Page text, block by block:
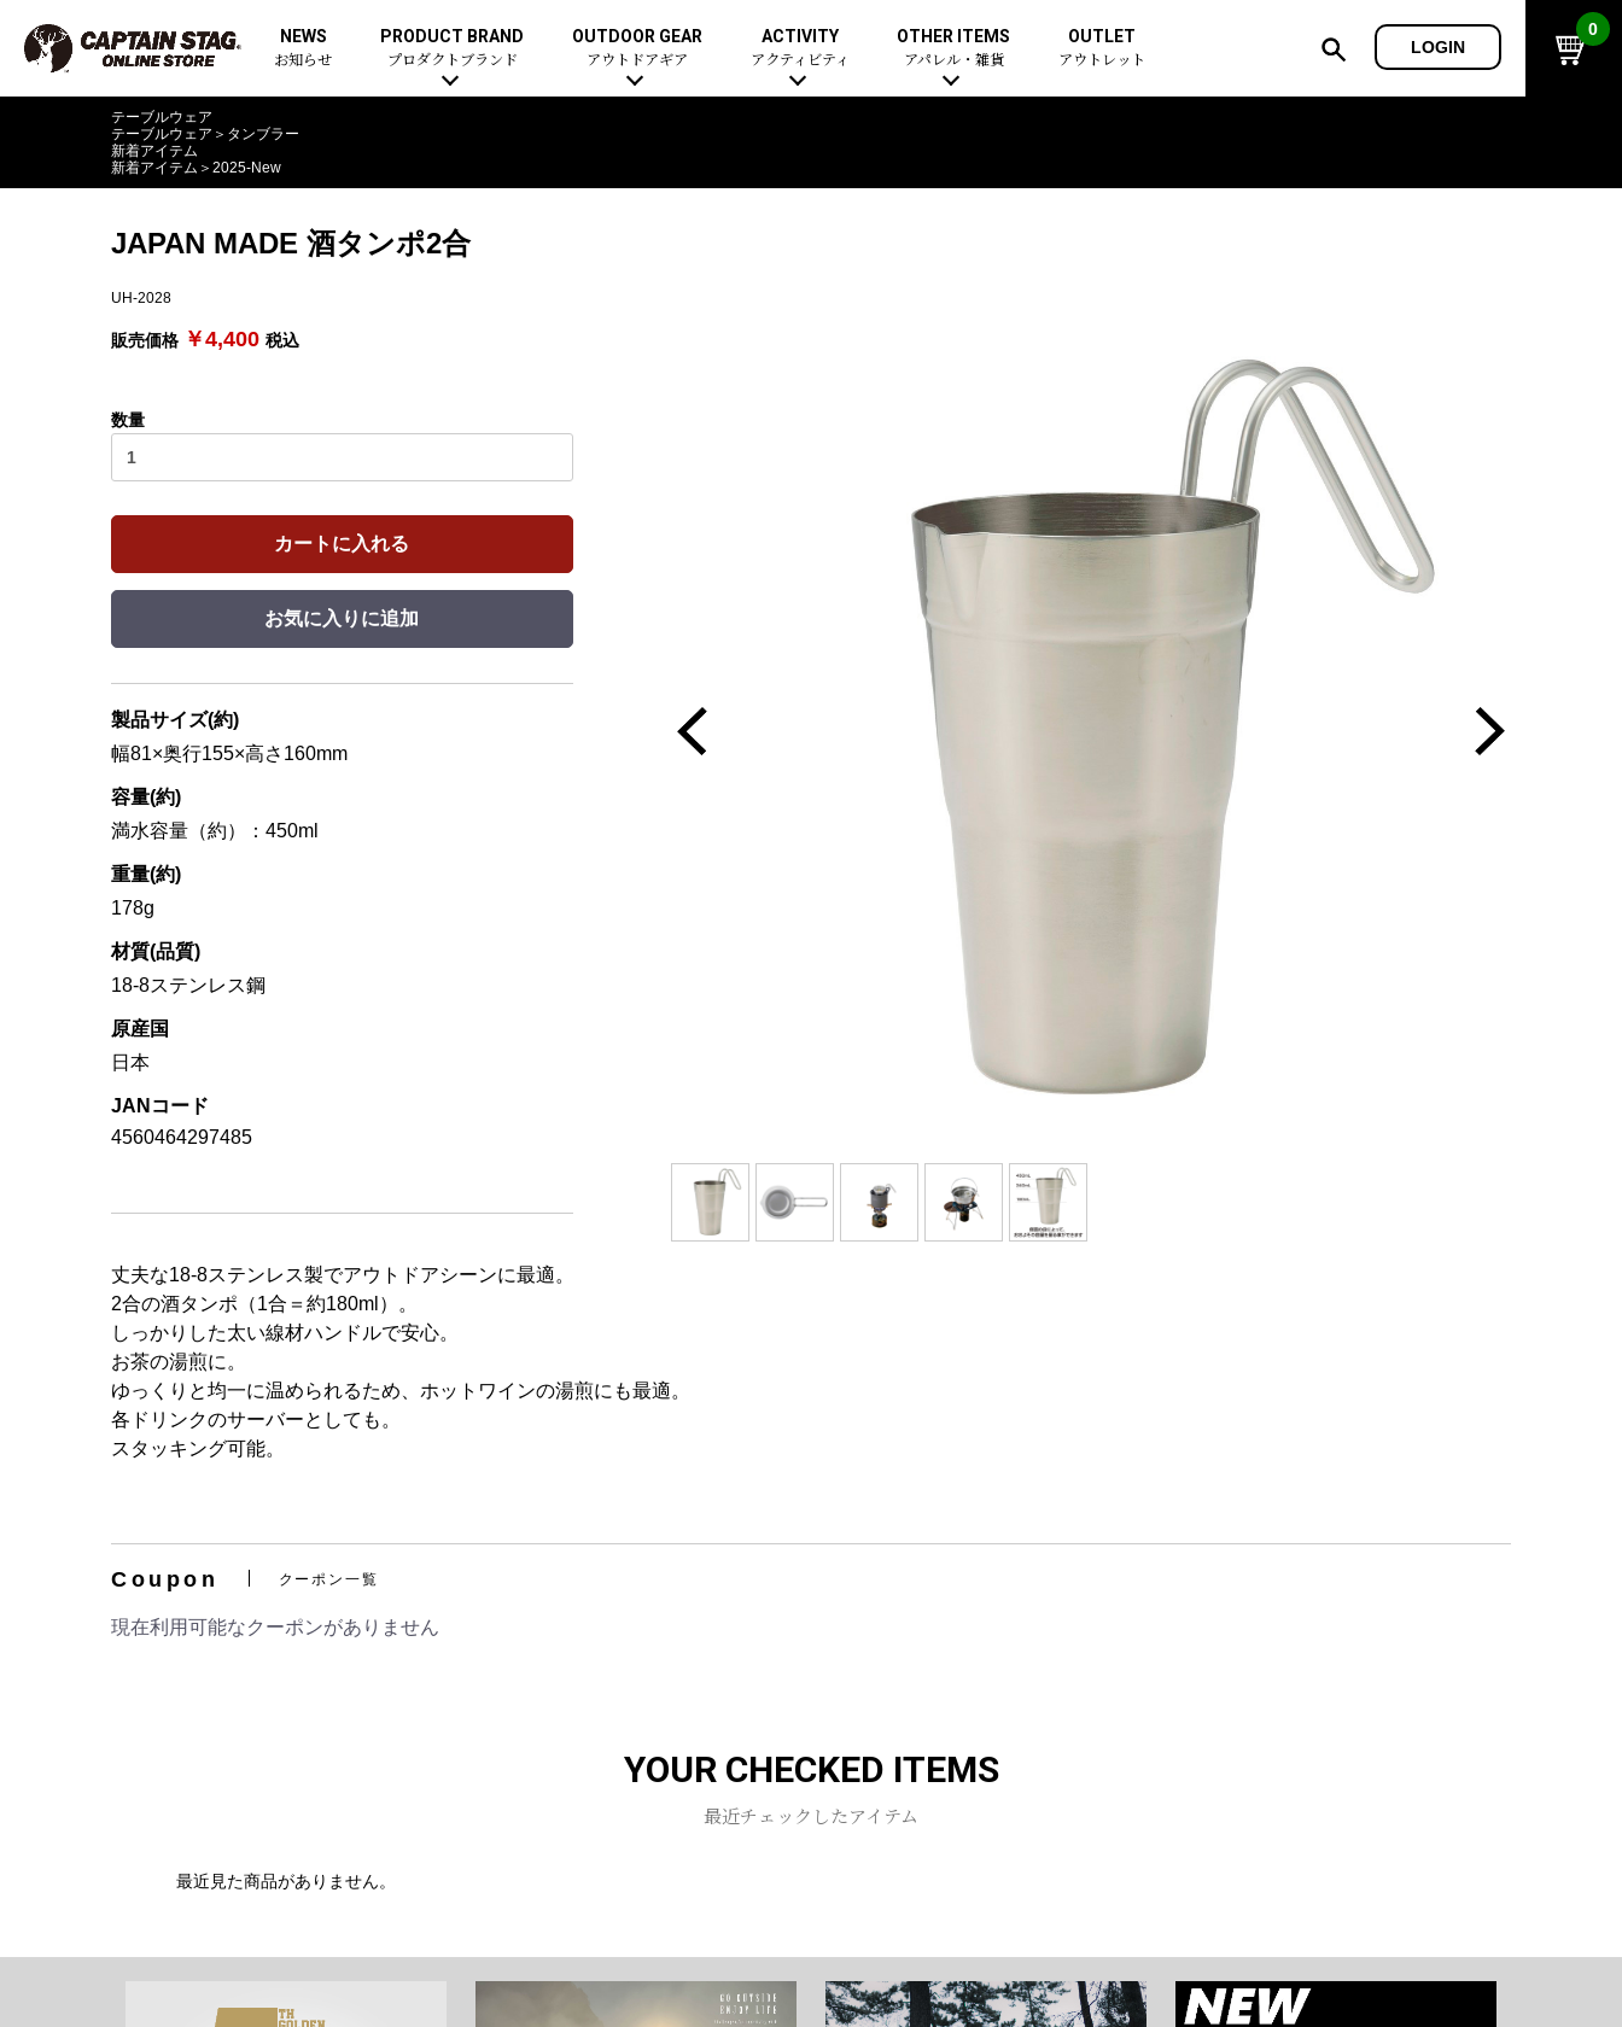
NEWS
お知らせ
PRODUCT BRAND
プロダクトブランド
OUTDOOR GEAR
アウトドアギア
ACTIVITY
アクティビティ
OTHER ITEMS
アパレル・雑貨
OUTLET
アウトレット
LOGIN
0
テーブルウェア
テーブルウェア ＞ タンブラー
新着アイテム
新着アイテム ＞ 2025-New
JAPAN MADE 酒タンポ2合
UH-2028
販売価格 ￥4,400 税込
数量
カートに入れる
お気に入りに追加
製品サイズ(約)
幅81×奥行155×高さ160mm
容量(約)
満水容量（約）：450ml
重量(約)
178g
材質(品質)
18-8ステンレス鋼
原産国
日本
JANコード
4560464297485
丈夫な18-8ステンレス製でアウトドアシーンに最適。
2合の酒タンポ（1合＝約180ml）。
しっかりした太い線材ハンドルで安心。
お茶の湯煎に。
ゆっくりと均一に温められるため、ホットワインの湯煎にも最適。
各ドリンクのサーバーとしても。
スタッキング可能。
Coupon クーポン一覧
現在利用可能なクーポンがありません
YOUR CHECKED ITEMS
最近チェックしたアイテム
最近見た商品がありません。